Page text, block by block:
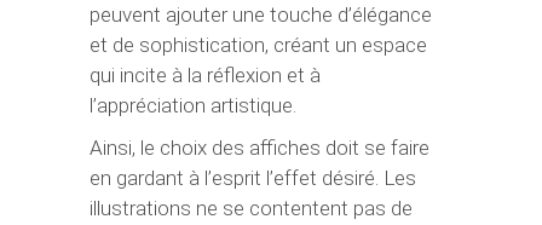
peuvent ajouter une touche d’élégance
et de sophistication, créant un espace
qui incite à la réflexion et à
l’appréciation artistique.
Ainsi, le choix des affiches doit se faire
en gardant à l’esprit l’effet désiré. Les
illustrations ne se contentent pas de